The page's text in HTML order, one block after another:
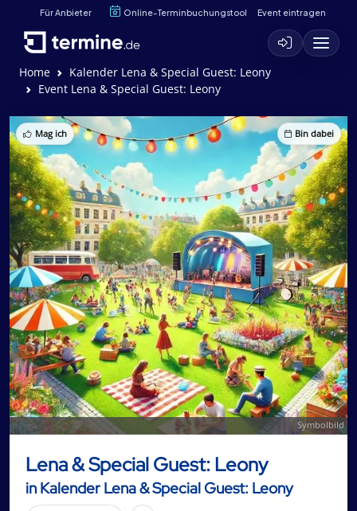
Für Anbieter Online-Terminbuchungstool Event eintragen
Home
Kalender Lena & Special Guest: Leony
Event Lena & Special Guest: Leony
Mag ich Bin dabei
Symbolbild
Lena & Special Guest: Leony
in Kalender Lena & Special Guest: Leony